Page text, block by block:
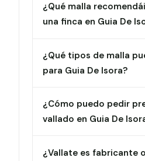
¿Qué malla
una finca en Guia De
¿Qué tipos de malla
para Guia De Isora?
¿Cómo puedo pedir
vallado en Guia De
¿Vallate es fabricante o